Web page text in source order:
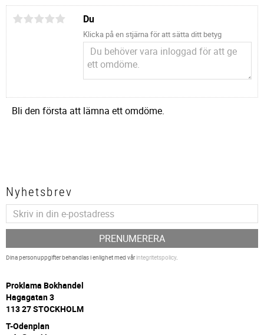
Du
Klicka på en stjärna för att sätta ditt betyg
Bli den första att lämna ett omdöme.
Nyhetsbrev
PRENUMERERA
Dina personuppgifter behandlas i enlighet med vårintegritetspolicy.
Proklama Bokhandel
Hagagatan 3
113 27 STOCKHOLM
T-Odenplan